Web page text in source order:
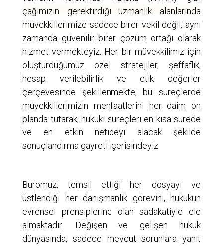
çağımızın gerektirdiği uzmanlık alanlarında
müvekkillerimize sadece birer vekil değil, aynı
zamanda güvenilir birer çözüm ortağı olarak
hizmet vermekteyiz. Her bir müvekkilimiz için
oluşturduğumuz özel stratejiler, şeffaflık,
hesap verilebilirlik ve etik değerler
çerçevesinde şekillenmekte; bu süreçlerde
müvekkillerimizin menfaatlerini her daim ön
planda tutarak, hukuki süreçleri en kısa sürede
ve en etkin neticeyi alacak şekilde
sonuçlandırma gayreti içerisindeyiz.
Büromuz, temsil ettiği her dosyayı ve
üstlendiği her danışmanlık görevini, hukukun
evrensel prensiplerine olan sadakatiyle ele
almaktadır. Değişen ve gelişen hukuk
dünyasında, sadece mevcut sorunlara yanıt